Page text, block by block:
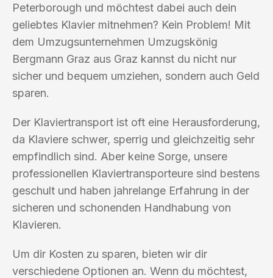
Peterborough und möchtest dabei auch dein
geliebtes Klavier mitnehmen? Kein Problem! Mit
dem Umzugsunternehmen Umzugskönig
Bergmann Graz aus Graz kannst du nicht nur
sicher und bequem umziehen, sondern auch Geld
sparen.
Der Klaviertransport ist oft eine Herausforderung,
da Klaviere schwer, sperrig und gleichzeitig sehr
empfindlich sind. Aber keine Sorge, unsere
professionellen Klaviertransporteure sind bestens
geschult und haben jahrelange Erfahrung in der
sicheren und schonenden Handhabung von
Klavieren.
Um dir Kosten zu sparen, bieten wir dir
verschiedene Optionen an. Wenn du möchtest,